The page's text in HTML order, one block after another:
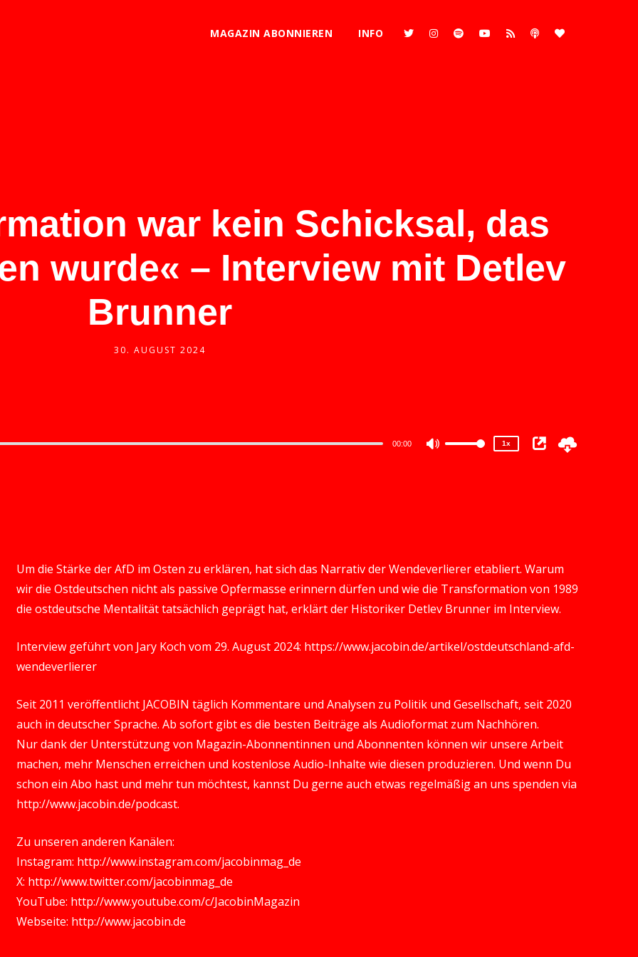
MAGAZIN ABONNIEREN INFO
war kein Schicksal, das
wurde« – Interview mit Detlev
Brunner
30. AUGUST 2024
00:00
or
decrease
volume.
1x
Um die Stärke der AfD im Osten zu erklären, hat sich das Narrativ der Wendeverlierer etabliert. Warum
wir die Ostdeutschen nicht als passive Opfermasse erinnern dürfen und wie die Transformation von 1989
die ostdeutsche Mentalität tatsächlich geprägt hat, erklärt der Historiker Detlev Brunner im Interview.
Interview geführt von Jary Koch vom 29. August 2024: https://www.jacobin.de/artikel/ostdeutschland-afd-
wendeverlierer
Seit 2011 veröffentlicht JACOBIN täglich Kommentare und Analysen zu Politik und Gesellschaft, seit 2020
auch in deutscher Sprache. Ab sofort gibt es die besten Beiträge als Audioformat zum Nachhören.
Nur dank der Unterstützung von Magazin-Abonnentinnen und Abonnenten können wir unsere Arbeit
machen, mehr Menschen erreichen und kostenlose Audio-Inhalte wie diesen produzieren. Und wenn Du
schon ein Abo hast und mehr tun möchtest, kannst Du gerne auch etwas regelmäßig an uns spenden via
http://www.jacobin.de/podcast.
Zu unseren anderen Kanälen:
Instagram: http://www.instagram.com/jacobinmag_de
X: http://www.twitter.com/jacobinmag_de
YouTube: http://www.youtube.com/c/JacobinMagazin
Webseite: http://www.jacobin.de